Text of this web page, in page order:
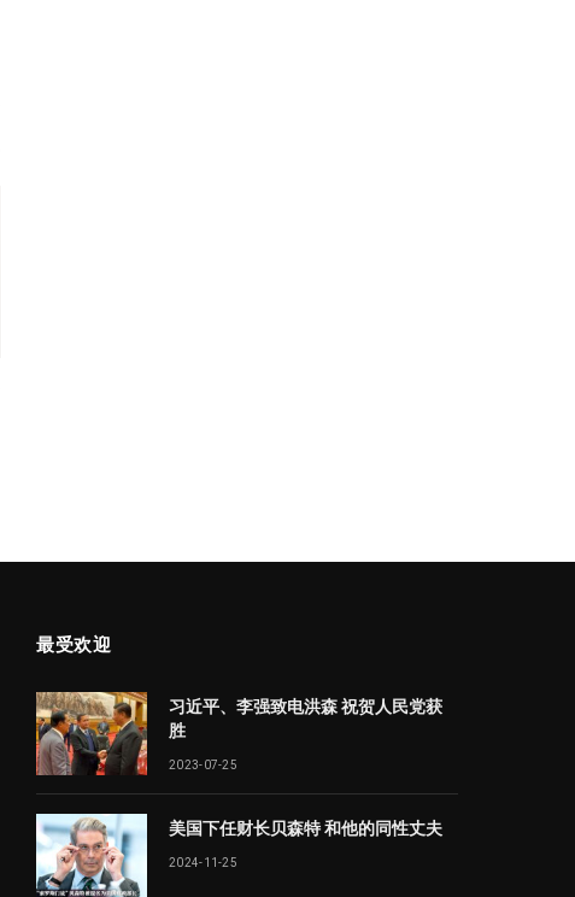
最受欢迎
习近平、李强致电洪森 祝贺人民党获
胜
2023-07-25
美国下任财长贝森特 和他的同性丈夫
2024-11-25